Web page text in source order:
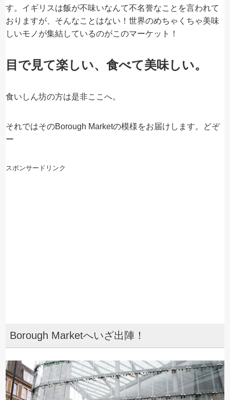
す。イギリスは飯が不味いなんて不名誉なことを言われて
おりますが、そんなことはない！世界のめちゃくちゃ美味
しいモノが集結しているのがこのマーケット！
目で見て楽しい、食べて美味しい。
食いしん坊の方は是非ここへ。
それではそのBorough Marketの模様をお届けします。どぞ
ー
スポンサードリンク
Borough Marketへいざ出陣！